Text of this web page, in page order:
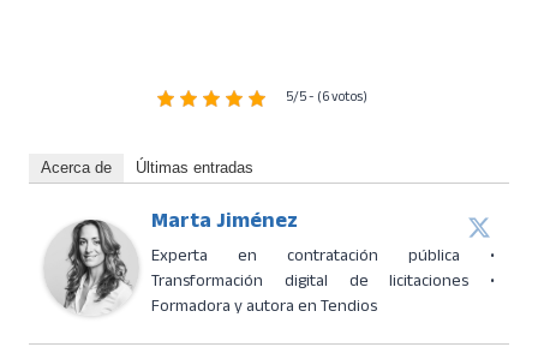
5/5 - (6 votos)
Acerca de Últimas entradas
Marta Jiménez
Experta en contratación pública •
Transformación digital de licitaciones •
Formadora y autora en Tendios